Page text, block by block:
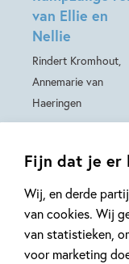
Fijn dat je er
Wij, en derde
van cookies. Wij
van statistieken,
voor marketing
van Ellie en
Nellie
Rindert Kromhout,
Annemarie van
Haeringen